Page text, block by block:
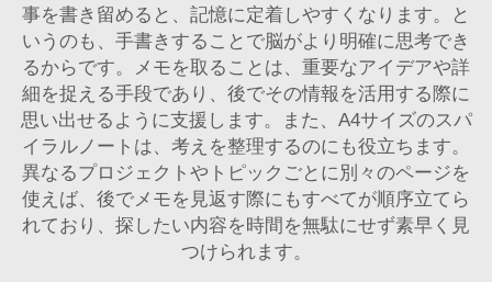
事を書き留めると、記憶に定着しやすくなります。と
いうのも、手書きすることで脳がより明確に思考でき
るからです。メモを取ることは、重要なアイデアや詳
細を捉える手段であり、後でその情報を活用する際に
思い出せるように支援します。また、A4サイズのスパ
イラルノートは、考えを整理するのにも役立ちます。
異なるプロジェクトやトピックごとに別々のページを
使えば、後でメモを見返す際にもすべてが順序立てら
れており、探したい内容を時間を無駄にせず素早く見
つけられます。